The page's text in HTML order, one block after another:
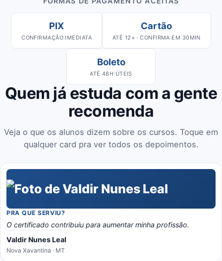
PIX
CONFIRMAÇÃO IMEDIATA
Cartão
ATÉ 12× · CONFIRMA EM 30MIN
Boleto
ATÉ 48H ÚTEIS
Quem já estuda com a gente
recomenda
Veja o que os alunos dizem sobre os cursos. Toque em
qualquer card pra ver todos os depoimentos.
PRA QUE SERVIU?
O certificado contribuiu para aumentar minha profissão.
Valdir Nunes Leal
Nova Xavantina · MT